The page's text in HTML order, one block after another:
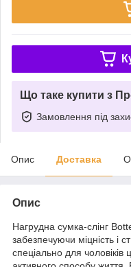
Що таке купити з
Замовлення під
Опис Доставка
Опис
Нагрудна сумка-слінг
забезпечуючи міцність і
спеціально для чоловіків